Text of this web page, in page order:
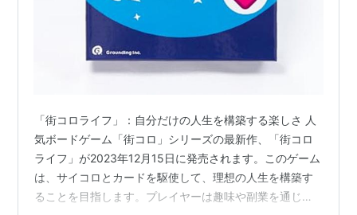
「街コロライフ」：自分だけの人生を構築する楽しさ 人
気ボードゲーム「街コロ」シリーズの最新作、「街コロ
ライフ」が2023年12月15日に発売されます。このゲーム
は、サイコロとカードを駆使して、理想の人生を構築す
ることを目指します。プレイヤーは趣味や副業を通じて